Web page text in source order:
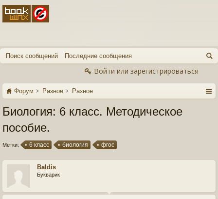
Поиск сообщений Последние сообщения
Войти или зарегистрироваться
Форум Разное Разное
Биология: 6 класс. Методическое
пособие.
Метки: 6 класс биология фгос
Baldis
Букварик